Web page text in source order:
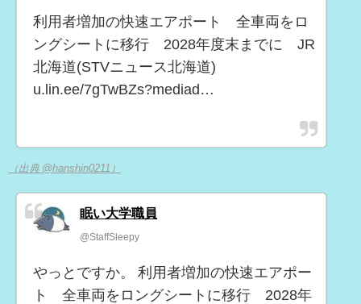
利用者増加の快速エアポート 全車両をロ
ングシートに移行 2028年度末までに JR
北海道(STVニュース北海道)
u.lin.ee/7gTwBZs?mediad…
（出典 @hanshin0211）
眠い大学職員
@StaffSleepy
やっとですか。 利用者増加の快速エアポー
ト 全車両をロングシートに移行 2028年